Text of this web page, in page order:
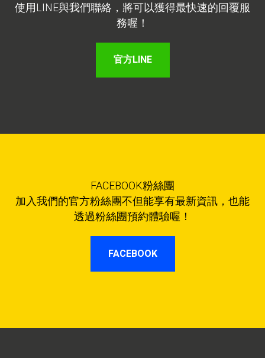
使用LINE與我們聯絡，將可以獲得最快速的回覆服
務喔！
官方LINE
FACEBOOK粉絲團
加入我們的官方粉絲團不但能享有最新資訊，也能
透過粉絲團預約體驗喔！
FACEBOOK